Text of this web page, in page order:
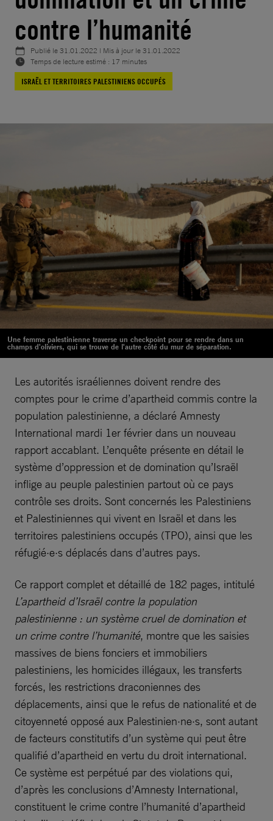
contre l’humanité
Publié le31.01.2022 | Mis à jour le31.01.2022
Temps de lecture estimé : 17 minutes
ISRAËL ET TERRITOIRES PALESTINIENS OCCUPÉS
Une femme palestinienne traverse un checkpoint pour se rendre dans un
champs d'oliviers, qui se trouve de l'autre côté du mur de séparation.
Les autorités israéliennes doivent rendre des
comptes pour le crime d’apartheid commis contre la
population palestinienne, a déclaré Amnesty
International mardi 1er février dans un nouveau
rapport accablant. L’enquête présente en détail le
système d’oppression et de domination qu’Israël
inflige au peuple palestinien partout où ce pays
contrôle ses droits. Sont concernés les Palestiniens
et Palestiniennes qui vivent en Israël et dans les
territoires palestiniens occupés (TPO), ainsi que les
réfugié·e·s déplacés dans d’autres pays.
Ce rapport complet et détaillé de 182 pages, intitulé
L’apartheid d’Israël contre la population
palestinienne : un système cruel de domination et
un crime contre l’humanité, montre que les saisies
massives de biens fonciers et immobiliers
palestiniens, les homicides illégaux, les transferts
forcés, les restrictions draconiennes des
déplacements, ainsi que le refus de nationalité et de
citoyenneté opposé aux Palestinien·ne·s, sont autant
de facteurs constitutifs d’un système qui peut être
qualifié d’apartheid en vertu du droit international.
Ce système est perpétué par des violations qui,
d’après les conclusions d’Amnesty International,
constituent le crime contre l’humanité d’apartheid